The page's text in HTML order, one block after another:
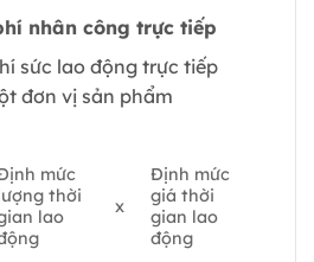
nhân công trực tiếp
sức lao động trực tiếp
đơn vị sản phẩm
mức
thời
lao
x
Định mức
giá thời
gian lao
động